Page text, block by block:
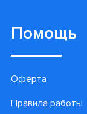
Помощь
Оферта
Правила работы